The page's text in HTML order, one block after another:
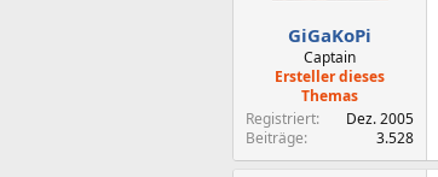
GiGaKoPi
Captain
Ersteller dieses
Themas
Registriert
Dez. 2005
Beiträge
3.528